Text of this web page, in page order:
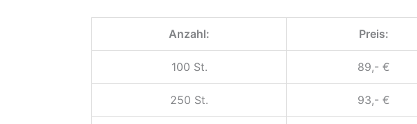
Anzahl: Preis:
100 St. 89,- €
250 St. 93,- €